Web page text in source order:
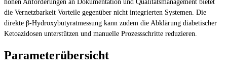
hohen Anforderungen an Dokumentation und Qualitätsmanagement bietet
die Vernetzbarkeit Vorteile gegenüber nicht integrierten Systemen. Die
direkte β-Hydroxybutyratmessung kann zudem die Abklärung diabetischer
Ketoazidosen unterstützen und manuelle Prozessschritte reduzieren.
Parameterübersicht